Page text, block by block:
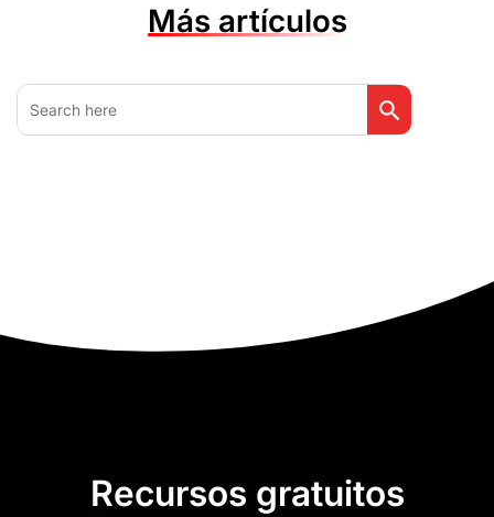
Más artículos
Buscar: Botón de
Recursos gratuitos